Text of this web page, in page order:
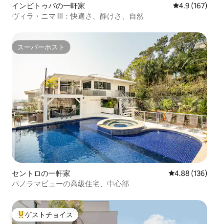
インビトゥバの一軒家 レビュー167
4.9 (167)
ヴィラ・ニマ III：快適さ、静けさ、自然
スーパーホスト
スーパーホスト
セントロの一軒家 レビュー136
4.88 (136)
パノラマビューの高級住宅、中心部
大好評のゲストチョイスです。
ゲストチョイス